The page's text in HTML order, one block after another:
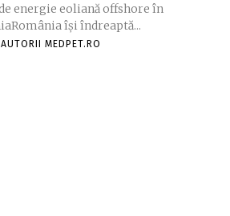
energie eoliană offshore în
își îndreaptă...
AUTORII MEDPET.RO